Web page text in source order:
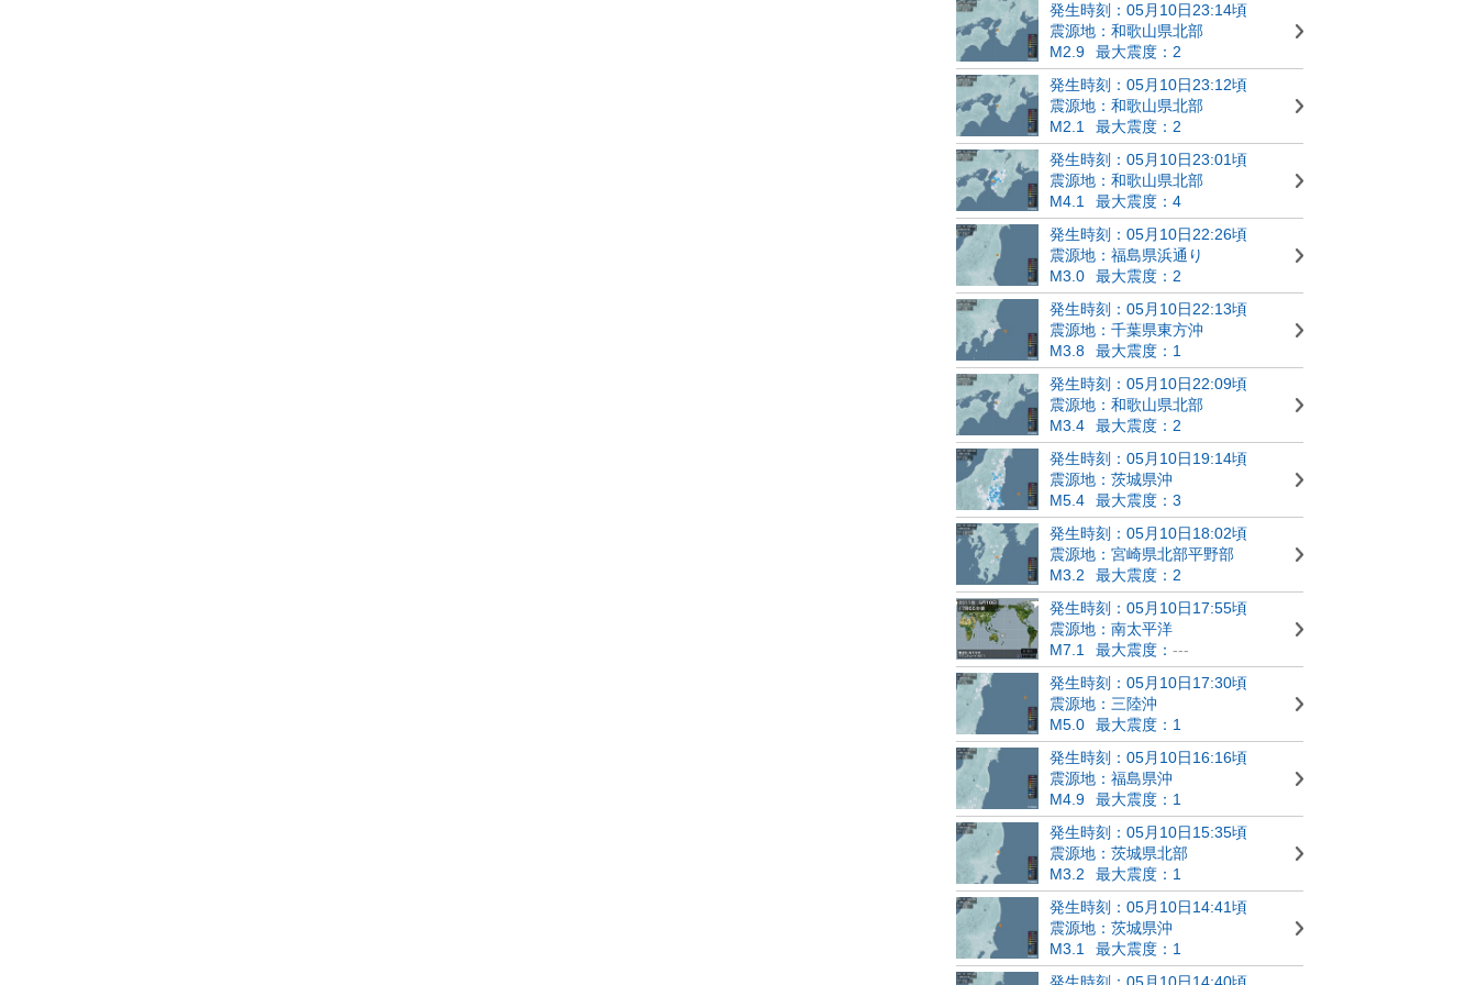
発生時刻：05月10日23:14頃
震源地：和歌山県北部
M2.9
最大震度：2
発生時刻：05月10日23:12頃
震源地：和歌山県北部
M2.1
最大震度：2
発生時刻：05月10日23:01頃
震源地：和歌山県北部
M4.1
最大震度：4
発生時刻：05月10日22:26頃
震源地：福島県浜通り
M3.0
最大震度：2
発生時刻：05月10日22:13頃
震源地：千葉県東方沖
M3.8
最大震度：1
発生時刻：05月10日22:09頃
震源地：和歌山県北部
M3.4
最大震度：2
発生時刻：05月10日19:14頃
震源地：茨城県沖
M5.4
最大震度：3
発生時刻：05月10日18:02頃
震源地：宮崎県北部平野部
M3.2
最大震度：2
発生時刻：05月10日17:55頃
震源地：南太平洋
M7.1
最大震度： ---
発生時刻：05月10日17:30頃
震源地：三陸沖
M5.0
最大震度：1
発生時刻：05月10日16:16頃
震源地：福島県沖
M4.9
最大震度：1
発生時刻：05月10日15:35頃
震源地：茨城県北部
M3.2
最大震度：1
発生時刻：05月10日14:41頃
震源地：茨城県沖
M3.1
最大震度：1
発生時刻：05月10日14:40頃